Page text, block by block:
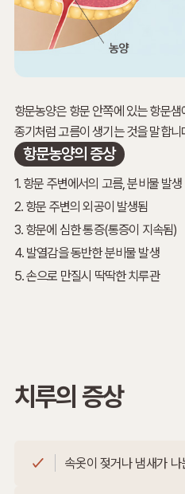
항문농양은 항문 안쪽에 있는 항문
종기처럼 고름이 생기는 것을 말합니
항문농양의 증상
1. 항문 주변에서의 고름, 분비물 발생
2. 항문 주변의 외공이 발생됨
3. 항문에 심한 통증(통증이 지속됨)
4. 발열감을 동반한 분비물 발생
5. 손으로 만질시 딱딱한 치루관
치루의 증상
속옷이 젖거나 냄새가 나